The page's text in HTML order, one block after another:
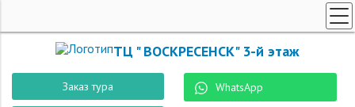
ТЦ " ВОСКРЕСЕНСК" 3-й этаж
Заказ тура WhatsApp
ТУРЫ ПО РОССИИ
ПОИСК ТУРОВ
СПЕЦПРЕДЛОЖЕНИЯ